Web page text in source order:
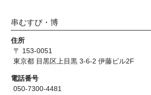
串むすび・博
住所
〒 153-0051
東京都 目黒区上目黒 3-6-2 伊藤ビル2F
電話番号
050-7300-4481